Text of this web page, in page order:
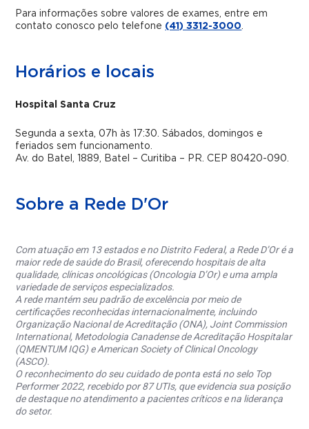
Para informações sobre valores de exames, entre em
contato conosco pelo telefone (41) 3312-3000
Horários e locais
Hospital Santa Cruz
Segunda a sexta, 07h às 17:30. Sábados, domingos e
feriados sem funcionamento.
Av. do Batel, 1889, Batel – Curitiba – PR. CEP 80420-090.
Sobre a Rede D'Or
Com atuação em 13 estados e no Distrito Federal, a Rede D’Or é a
maior rede de saúde do Brasil, oferecendo hospitais de alta
qualidade, clínicas oncológicas (Oncologia D’Or) e uma ampla
variedade de serviços especializados.
A rede mantém seu padrão de excelência por meio de
certificações reconhecidas internacionalmente, incluindo
Organização Nacional de Acreditação (ONA), Joint Commission
International, Metodologia Canadense de Acreditação Hospitalar
(QMENTUM IQG) e American Society of Clinical Oncology
(ASCO).
O reconhecimento do seu cuidado de ponta está no selo Top
Performer 2022, recebido por 87 UTIs, que evidencia sua posição
de destaque no atendimento a pacientes críticos e na liderança
do setor.